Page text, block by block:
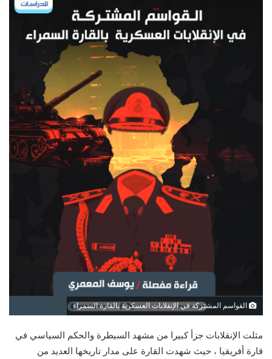
القواسم المشتركة في الإنقلابات العسكرية بالقارة السمراء
مثلت الإنقلابات جزأ كبيرا من مشهد السيطرة والحكم السياسي في
قارة أفريقيا ، حيث شهدت القارة على مدار تاريخها العديد من